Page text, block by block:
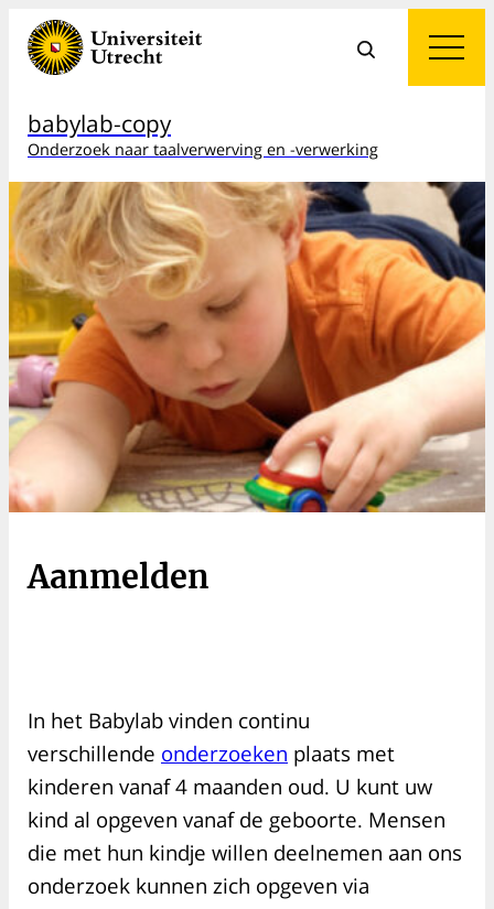
babylab-copy
Onderzoek naar taalverwerving en -verwerking
Aanmelden
In het Babylab vinden continu
verschillende onderzoeken plaats met
kinderen vanaf 4 maanden oud. U kunt uw
kind al opgeven vanaf de geboorte. Mensen
die met hun kindje willen deelnemen aan ons
onderzoek kunnen zich opgeven via